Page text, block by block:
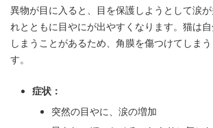
異物が目に入ると、目を保護しようとして涙
れとともに目やにが出やすくなります。猫は
しまうことがあるため、角膜を傷つけてしま
す。
症状：
突然の目やに、涙の増加